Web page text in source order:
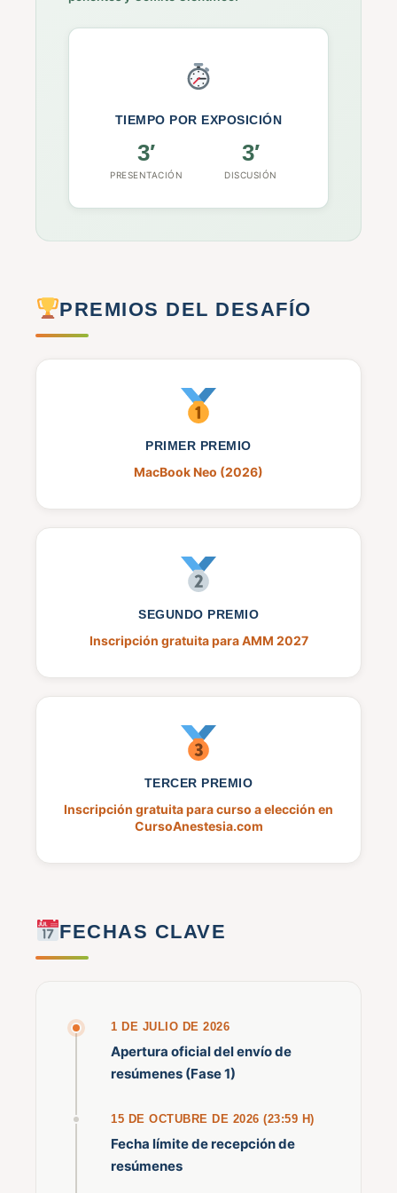
TIEMPO POR EXPOSICIÓN
3′
PRESENTACIÓN
3′
DISCUSIÓN
PREMIOS DEL DESAFÍO
PRIMER PREMIO
MacBook Neo (2026)
SEGUNDO PREMIO
Inscripción gratuita para AMM 2027
TERCER PREMIO
Inscripción gratuita para curso a elección en
CursoAnestesia.com
FECHAS CLAVE
1 DE JULIO DE 2026
Apertura oficial del envío de
resúmenes (Fase 1)
15 DE OCTUBRE DE 2026 (23:59 H)
Fecha límite de recepción de
resúmenes